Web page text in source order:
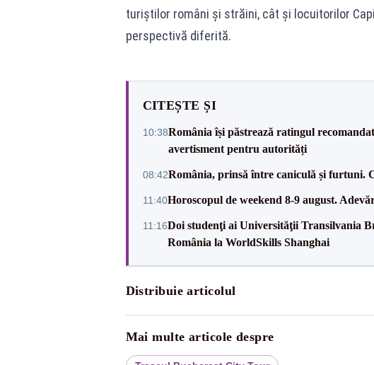
turiștilor români și străini, cât și locuitorilor
perspectivă diferită.
CITEȘTE ȘI
10:38România își păstrează ratingul
avertisment pentru autorități
08:42România, prinsă între caniculă și furtuni.
11:40Horoscopul de weekend 8-9 august.
11:16Doi studenţi ai Universităţii Transilvania
România la WorldSkills Shanghai
Distribuie articolul
Mai multe articole despre